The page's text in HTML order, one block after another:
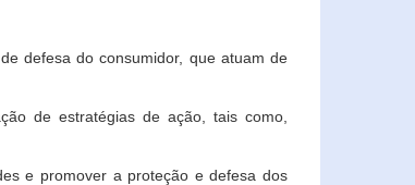
defesa do consumidor, que atuam de
de estratégias de ação, tais como,
e promover a proteção e defesa dos